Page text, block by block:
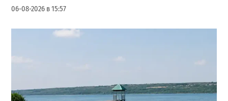
06-08-2026 в 15:57